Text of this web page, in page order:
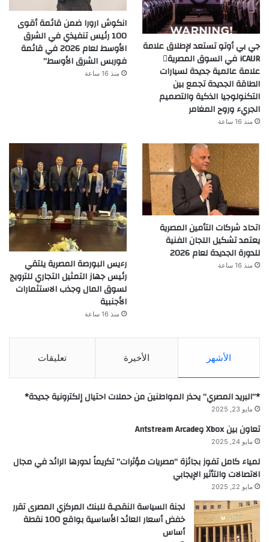
جي بي أوتو تستعد لإطلاق علامة
iCAUR في السوق المصرية
علامة عالمية جديدة لسيارات
الطاقة الجديدة تجمع بين
التكنولوجيا الذكية والتصميم
الجريء وروح المغامر
منذ 16 ساعة
انكوش ارورا ضمن قائمة أقوى
100 رئيس تنفيذي في الشرق
الأوسط لعام 2026 في قائمة
فوربس الشرق الأوسط”
منذ 16 ساعة
اتحاد شركات التأمين المصرية
يعتمد تشكيل اللجان الفنية
للدورة الجديدة لعام 2026
منذ 16 ساعة
رءيس البورصة المصرية يلتقي
رئيس جهاز التمثيل التجاري للترويج
لسوق المال وجذب الاستثمارات
الأجنبية
منذ 16 ساعة
الأشهر الأخيرة تعليقات
*”البريد المصري” يحذر المواطنين من حملات احتيال إلكترونية جديدة*
مايو 23, 2025
تعاون بين Xbox وAntstream Arcade
مايو 24, 2025
لمياء كامل تفوز بجائزة “مصريات مؤثرات” تكريماً لدورها الرائد في مجال
الاتصالات والتأثير الإيجابي
مايو 22, 2025
لجنة السياسة النقديـة للبنك المركزي المصرى تقرر
خفض أسعار العائد الأساسية بواقع 100 نقطة
أساس